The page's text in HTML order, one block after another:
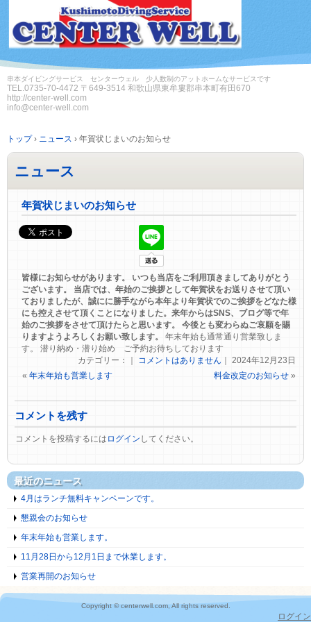
串本ダイビングサービス センターウェル 少人数制のアットホームなサービスです
TEL.0735-70-4472 〒649-3514 和歌山県東牟婁郡串本町有田670
http://center-well.com
info@center-well.com
トップ› ニュース › 年賀状じまいのお知らせ
ニュース
年賀状じまいのお知らせ
皆様にお知らせがあります。 いつも当店をご利用頂きましてありがとう
ございます。 当店では、年始のご挨拶として年賀状をお送りさせて頂い
ておりましたが、誠にに勝手ながら本年より年賀状でのご挨拶をどなた様
にも控えさせて頂くことになりました。来年からはSNS、ブログ等で年
始のご挨拶をさせて頂けたらと思います。 今後とも変わらぬご哀願を賜
りますようよろしくお願い致します。
年末年始も通常通り営業致しま
す。 潜り納め・潜り始め ご予約お待ちしております
カテゴリー：｜
コメントはありません ｜ 2024年12月23日
«年末年始も営業します 料金改定のお知らせ»
コメントを残す
コメントを投稿するには ログイン してください。
最近のニュース
4月はランチ無料キャンペーンです。
懇親会のお知らせ
年末年始も営業します。
11月28日から12月1日まで休業します。
営業再開のお知らせ
Copyright © centerwell.com, All rights reserved.
ログイン